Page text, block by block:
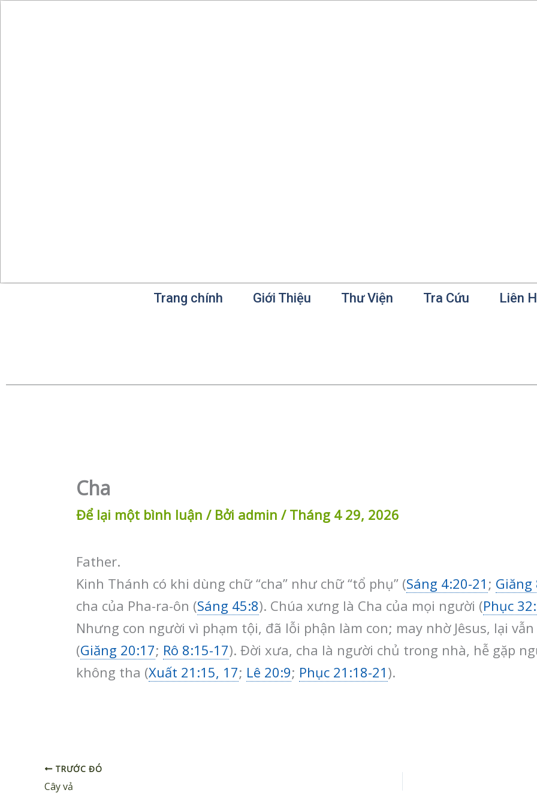
Trang chính Giới Thiệu Thư Viện Tra Cứu Liên
Cha
Để lại một bình luận / Bởi admin / Tháng 4 29, 2026
Father.
Kinh Thánh có khi dùng chữ “cha” như chữ “tổ phụ” (Sáng 4:20-21 ; Giăng
cha của Pha-ra-ôn (Sáng 45:8). Chúa xưng là Cha của mọi người (Phục
Nhưng con người vì phạm tội, đã lỗi phận làm con; may nhờ Jêsus, lại
(Giăng 20:17; Rô 8:15-17). Đời xưa, cha là người chủ trong nhà, hễ gặp
không tha (Xuất 21:15, 17; Lê 20:9; Phục 21:18-21 ).
TRƯỚC ĐÓ
Cây vả